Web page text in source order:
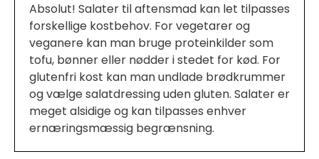
Absolut! Salater til aftensmad kan let tilpasses
forskellige kostbehov. For vegetarer og
veganere kan man bruge proteinkilder som
tofu, bønner eller nødder i stedet for kød. For
glutenfri kost kan man undlade brødkrummer
og vælge salatdressing uden gluten. Salater er
meget alsidige og kan tilpasses enhver
ernæringsmæssig begrænsning.